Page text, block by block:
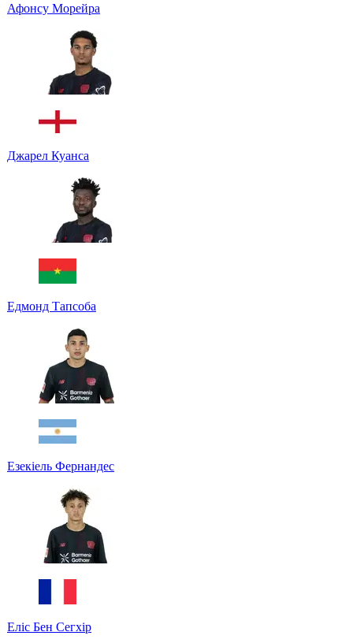
Афонсу Морейра
Джарел Куанса
Едмонд Тапсоба
Езекіель Фернандес
Еліс Бен Сегхір